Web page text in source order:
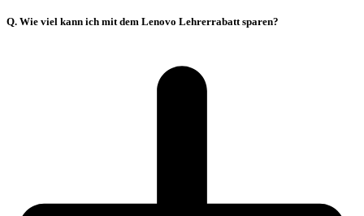
Q. Wie viel kann ich mit dem Lenovo Lehrerrabatt sparen?